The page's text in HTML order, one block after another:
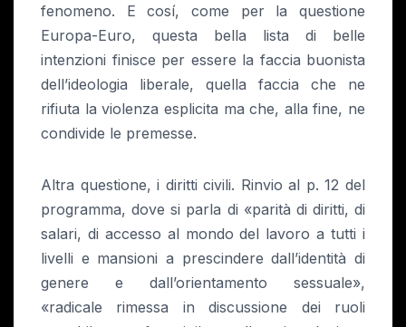
fenomeno. E cosí, come per la questione
Europa-Euro, questa bella lista di belle
intenzioni finisce per essere la faccia buonista
dell’ideologia liberale, quella faccia che ne
rifiuta la violenza esplicita ma che, alla fine, ne
condivide le premesse.
Altra questione, i diritti civili. Rinvio al p. 12 del
programma, dove si parla di «parità di diritti, di
salari, di accesso al mondo del lavoro a tutti i
livelli e mansioni a prescindere dall’identità di
genere e dall’orientamento sessuale»,
«radicale rimessa in discussione dei ruoli